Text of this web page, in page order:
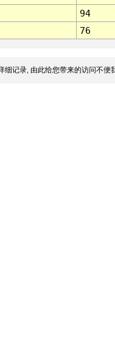
94
76
细记录, 由此给您带来的访问不便